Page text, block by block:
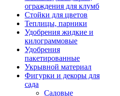
ограждения для клумб
Стойки для цветов
Теплицы, парники
Удобрения жидкие и
килограммовые
Удобрения
пакетированные
Укрывной материал
Фигурки и декоры для
сада
Садовые